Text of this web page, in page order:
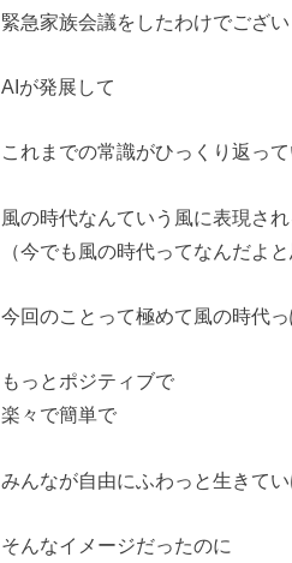
緊急家族会議をしたわけでござ
AIが発展して
これまでの常識がひっくり返っ
風の時代なんていう風に表現さ
（今でも風の時代ってなんだよ
今回のことって極めて風の時代
もっとポジティブで
楽々で簡単で
みんなが自由にふわっと生きてい
そんなイメージだったのに